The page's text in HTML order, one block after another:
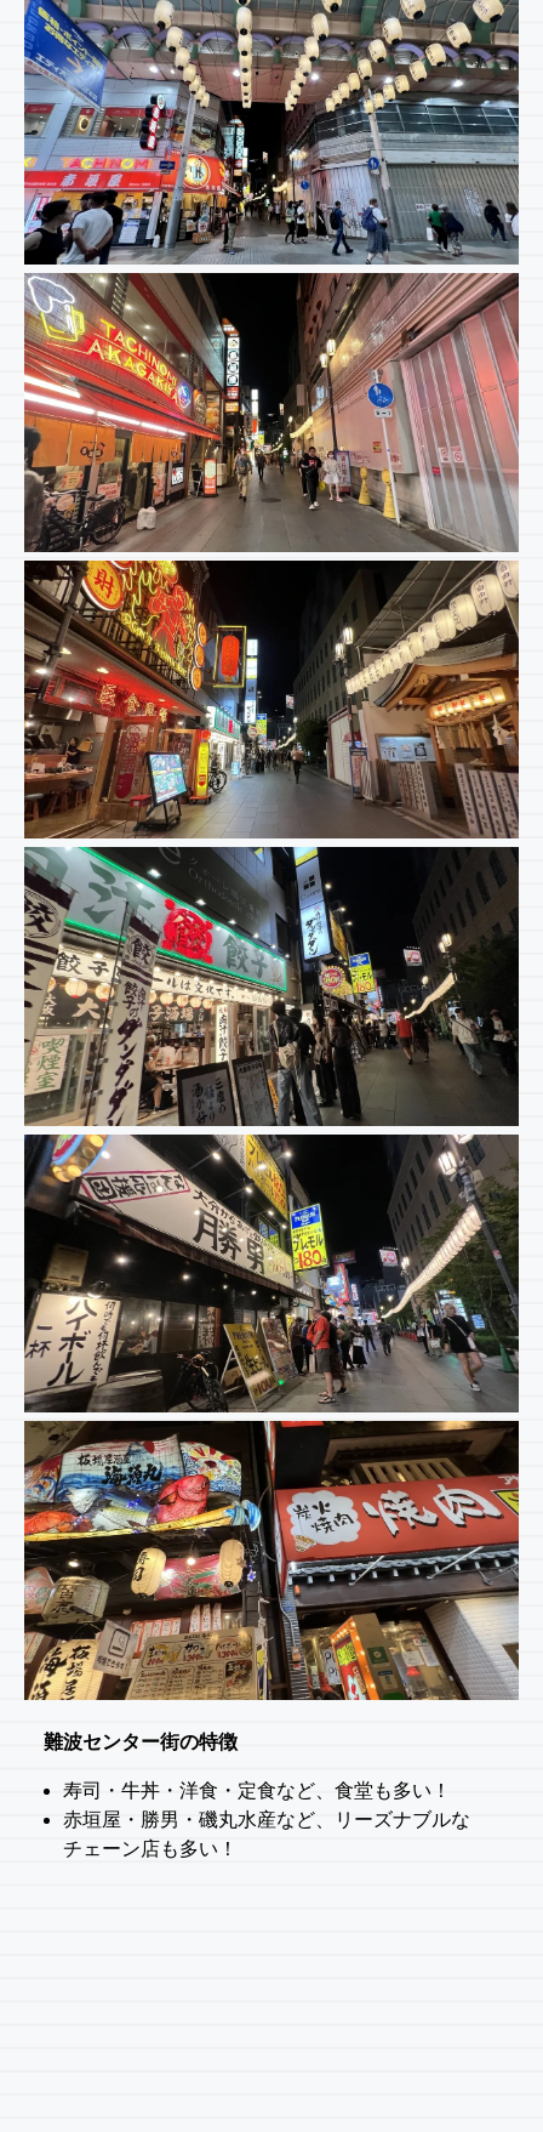
難波センター街の特徴
寿司・牛丼・洋食・定食など、食堂も多い！
赤垣屋・勝男・磯丸水産など、リーズナブルな
チェーン店も多い！